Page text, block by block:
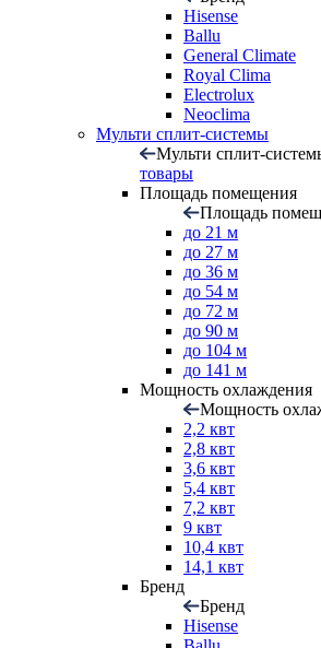
Hisense
Ballu
General Climate
Royal Clima
Electrolux
Neoclima
Мульти сплит-системы
Мульти сплит-
товары
Площадь помещения
Площадь
до 21 м
до 27 м
до 36 м
до 54 м
до 72 м
до 90 м
до 104 м
до 141 м
Мощность охлаждения
Мощность
2,2 квт
2,8 квт
3,6 квт
5,4 квт
7,2 квт
9 квт
10,4 квт
14,1 квт
Бренд
Бренд
Hisense